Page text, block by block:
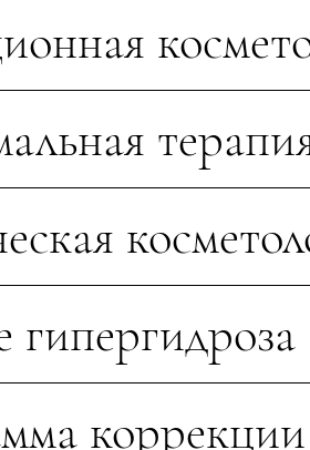
гипергидроза